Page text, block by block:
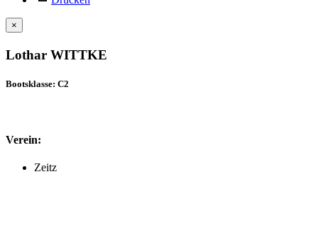
×
Lothar WITTKE
Bootsklasse: C2
Verein:
Zeitz